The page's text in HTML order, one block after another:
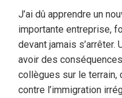
J’ai dû apprendre un
importante entreprise,
devant jamais
avoir des
collègues sur le terrain,
contre l’immigration